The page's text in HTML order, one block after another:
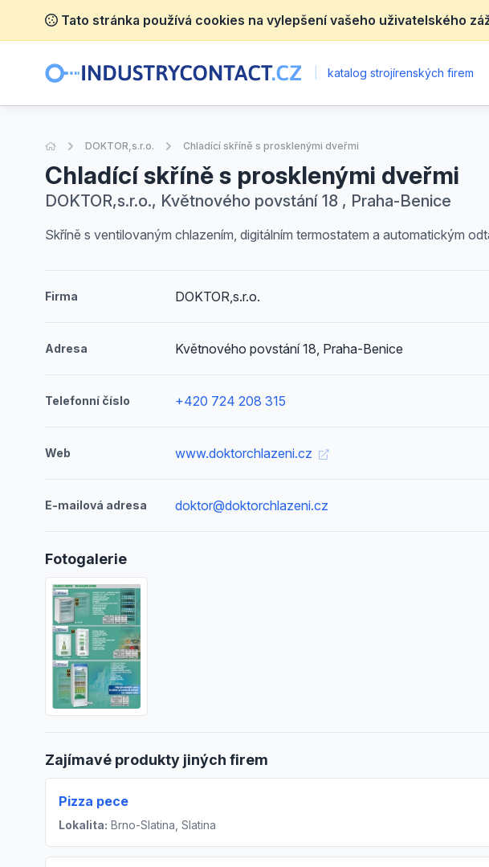
Tato stránka používá cookies na vylepšení vašeho uživatelského
katalog strojírenských firem
Úvodní stránka
DOKTOR,s.r.o. Chladící skříně s prosklenými dveřmi
Chladící skříně s prosklenými dveřmi
DOKTOR,s.r.o., Květnového povstání 18 , Praha-Benice
Skříně s ventilovaným chlazením, digitálním termostatem a automatickým
Firma DOKTOR,s.r.o.
Adresa Květnového povstání 18, Praha-Benice
Telefonní číslo +420 724 208 315
Web www.doktorchlazeni.cz
E-mailová adresa doktor@doktorchlazeni.cz
Fotogalerie
Zajímavé produkty jiných firem
Pizza pece
Lokalita: Brno-Slatina, Slatina